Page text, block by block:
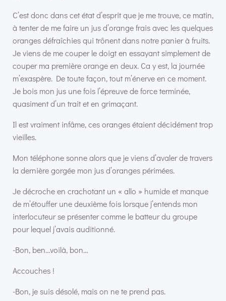
C’est donc dans cet état d’esprit que je me trouve, ce matin,
à tenter de me faire un jus d’orange frais avec les quelques
oranges défraîchies qui trônent dans notre panier à fruits.
Je viens de me couper le doigt en essayant simplement de
couper ma première orange en deux. Ca y est, la journée
m’exaspère. De toute façon, tout m’énerve en ce moment.
Je bois mon jus une fois l’épreuve de force terminée,
quasiment d’un trait et en grimaçant.
Il est vraiment infâme, ces oranges étaient décidément trop
vieilles.
Mon téléphone sonne alors que je viens d’avaler de travers
la dernière gorgée mon jus d’oranges périmées.
Je décroche en crachotant un « allo » humide et manque
de m’étouffer une deuxième fois lorsque j’entends mon
interlocuteur se présenter comme le batteur du groupe
pour lequel j’avais auditionné.
-Bon, ben…voilà, bon…
Accouches !
-Bon, je suis désolé, mais on ne te prend pas.